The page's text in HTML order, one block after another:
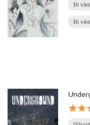
Đi
Đi